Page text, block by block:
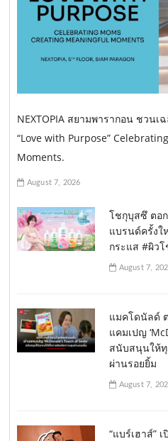
NEXTOPIA สยามพารากอน ชวน
“Love with Purpose”
Moments.
August 7, 2026
โชกุบุสซึ ตอ
แบรนด์ครั้งใ
กระแส #ผิว
August 7,
แมคโดนัลด์
แคมเปญ
สนับสนุนให้
ผ่านรอยยิ้ม
August 7,
“แบร์เฮาส์”